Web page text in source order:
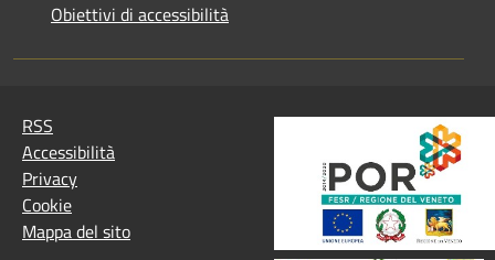
Obiettivi di accessibilità
RSS
Accessibilità
Privacy
Cookie
Mappa del sito